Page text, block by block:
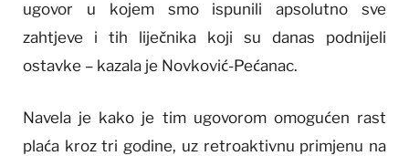
ugovor u kojem smo ispunili apsolutno sve
zahtjeve i tih liječnika koji su danas podnijeli
ostavke – kazala je Novković-Pećanac.
Navela je kako je tim ugovorom omogućen rast
plaća kroz tri godine, uz retroaktivnu primjenu na